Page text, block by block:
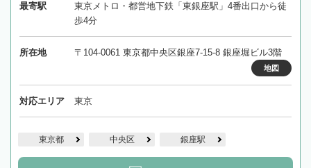
最寄駅
東京メトロ・都営地下鉄「東銀座駅」4番出口から徒
歩4分
所在地 〒104-0061 東京都中央区銀座7-15-8 銀座堀ビル3階
地図
対応エリア 東京
東京都 中央区 銀座駅